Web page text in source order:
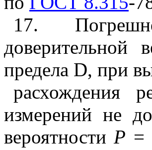
17.
доверительной
предела D, при
расхождения
измерений не
вероятностиР =